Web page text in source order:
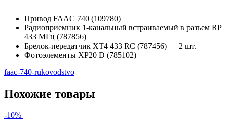
Привод FAAC 740 (109780)
Радиоприемник 1-канальный встраиваемый в разъем RP
433 МГц (787856)
Брелок-передатчик XT4 433 RC (787456) — 2 шт.
Фотоэлементы XP20 D (785102)
faac-740-rukovodstvo
Похожие товары
-10%